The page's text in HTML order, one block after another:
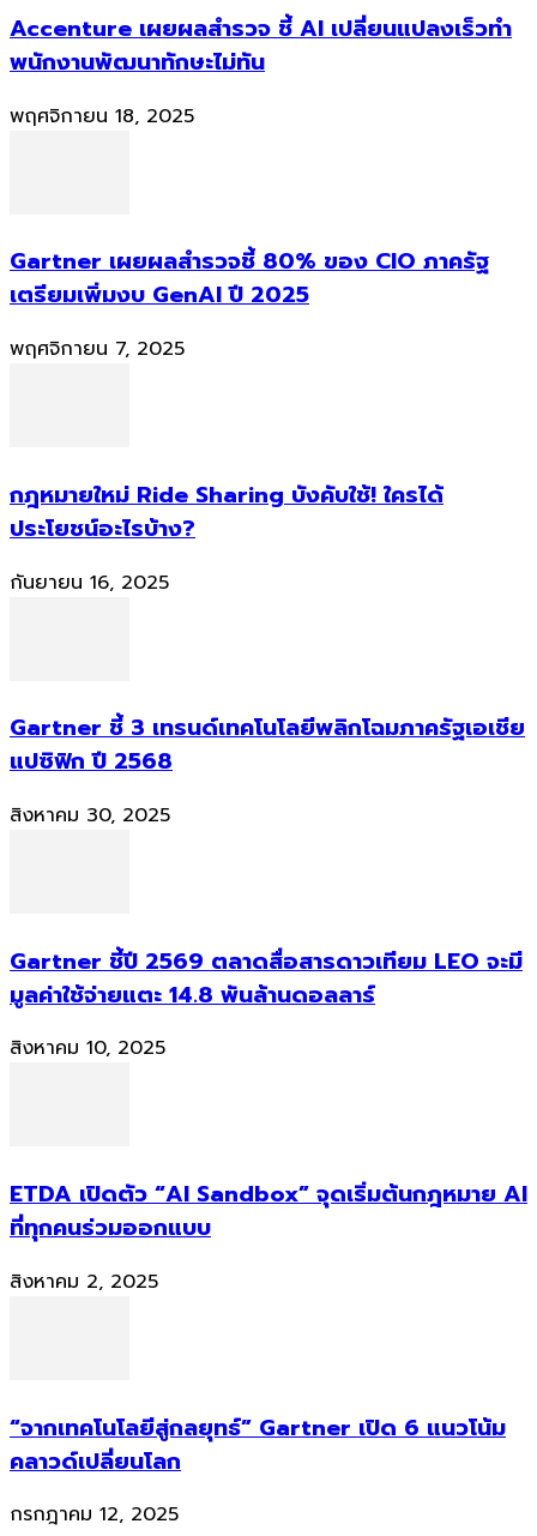
Accenture เผยผลสำรวจ ชี้ AI เปลี่ยนแปลงเร็วทำ
พนักงานพัฒนาทักษะไม่ทัน
พฤศจิกายน 18, 2025
Gartner เผยผลสำรวจชี้ 80% ของ CIO ภาครัฐ
เตรียมเพิ่มงบ GenAI ปี 2025
พฤศจิกายน 7, 2025
กฎหมายใหม่ Ride Sharing บังคับใช้! ใครได้
ประโยชน์อะไรบ้าง?
กันยายน 16, 2025
Gartner ชี้ 3 เทรนด์เทคโนโลยีพลิกโฉมภาครัฐเอเชีย
แปซิฟิก ปี 2568
สิงหาคม 30, 2025
Gartner ชี้ปี 2569 ตลาดสื่อสารดาวเทียม LEO จะมี
มูลค่าใช้จ่ายแตะ 14.8 พันล้านดอลลาร์
สิงหาคม 10, 2025
ETDA เปิดตัว “AI Sandbox” จุดเริ่มต้นกฎหมาย AI
ที่ทุกคนร่วมออกแบบ
สิงหาคม 2, 2025
“จากเทคโนโลยีสู่กลยุทธ์” Gartner เปิด 6 แนวโน้ม
คลาวด์เปลี่ยนโลก
กรกฎาคม 12, 2025